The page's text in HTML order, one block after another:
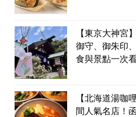
【東京大神宮
御守、御朱印
食與景點一次
【北海道湯咖
間人氣名店！